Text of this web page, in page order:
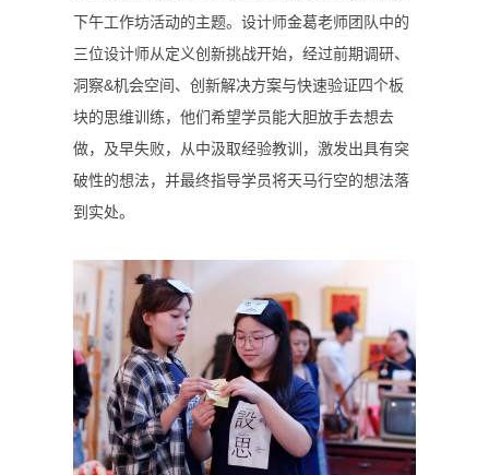
下午工作坊活动的主题。设计师金葛老师团队中的
三位设计师从定义创新挑战开始，经过前期调研、
洞察&机会空间、创新解决方案与快速验证四个板
块的思维训练，他们希望学员能大胆放手去想去
做，及早失败，从中汲取经验教训，激发出具有突
破性的想法，并最终指导学员将天马行空的想法落
到实处。